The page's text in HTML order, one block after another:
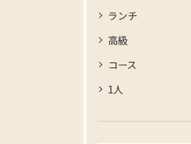
ランチ
高級
コース
1人